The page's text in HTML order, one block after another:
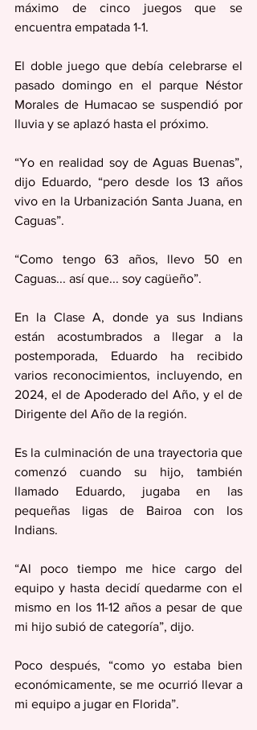
máximo de cinco juegos que se
encuentra empatada 1-1.
El doble juego que debía celebrarse el
pasado domingo en el parque Néstor
Morales de Humacao se suspendió por
lluvia y se aplazó hasta el próximo.
“Yo en realidad soy de Aguas Buenas”,
dijo Eduardo, “pero desde los 13 años
vivo en la Urbanización Santa Juana, en
Caguas”.
“Como tengo 63 años, llevo 50 en
Caguas... así que... soy cagüeño”.
En la Clase A, donde ya sus Indians
están acostumbrados a llegar a la
postemporada, Eduardo ha recibido
varios reconocimientos, incluyendo, en
2024, el de Apoderado del Año, y el de
Dirigente del Año de la región.
Es la culminación de una trayectoria que
comenzó cuando su hijo, también
llamado Eduardo, jugaba en las
pequeñas ligas de Bairoa con los
Indians.
“Al poco tiempo me hice cargo del
equipo y hasta decidí quedarme con el
mismo en los 11-12 años a pesar de que
mi hijo subió de categoría”, dijo.
Poco después, “como yo estaba bien
económicamente, se me ocurrió llevar a
mi equipo a jugar en Florida”.